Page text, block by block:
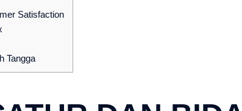
Satisfaction
Tangga